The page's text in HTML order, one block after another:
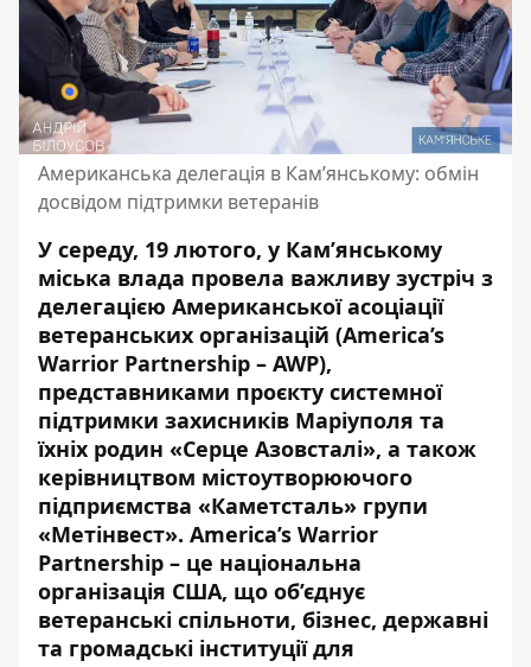
Американська делегація в Камʼянському: обмін
досвідом підтримки ветеранів
У середу, 19 лютого, у Кам’янському
міська влада провела важливу зустріч з
делегацією Американської асоціації
ветеранських організацій (America’s
Warrior Partnership – AWP),
представниками проєкту системної
підтримки захисників Маріуполя та
їхніх родин «Серце Азовсталі», а також
керівництвом містоутворюючого
підприємства «Каметсталь» групи
«Метінвест». America’s Warrior
Partnership – це національна
організація США, що об’єднує
ветеранські спільноти, бізнес, державні
та громадські інституції для